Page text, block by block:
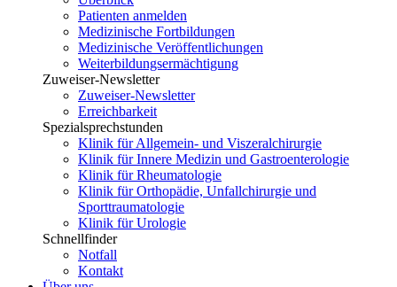
Patienten anmelden
Medizinische Fortbildungen
Medizinische Veröffentlichungen
Weiterbildungsermächtigung
Zuweiser-Newsletter
Zuweiser-Newsletter
Erreichbarkeit
Spezialsprechstunden
Klinik für Allgemein- und Viszeralchirurgie
Klinik für Innere Medizin und Gastroenterologie
Klinik für Rheumatologie
Klinik für Orthopädie, Unfallchirurgie und
Sporttraumatologie
Klinik für Urologie
Schnellfinder
Notfall
Kontakt